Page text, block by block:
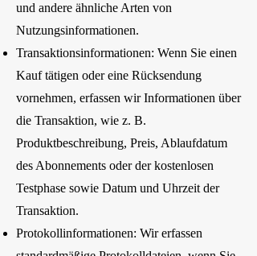
und andere ähnliche Arten von
Nutzungsinformationen.
Transaktionsinformationen: Wenn Sie einen
Kauf tätigen oder eine Rücksendung
vornehmen, erfassen wir Informationen über
die Transaktion, wie z. B.
Produktbeschreibung, Preis, Ablaufdatum
des Abonnements oder der kostenlosen
Testphase sowie Datum und Uhrzeit der
Transaktion.
Protokollinformationen: Wir erfassen